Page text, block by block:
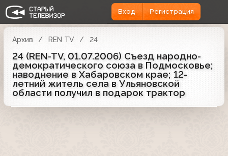
Вход Регистрация
Архив REN TV 24
24 (REN-TV, 01.07.2006) Съезд народно-
демократического союза в Подмосковье;
наводнение в Хабаровском крае; 12-
летний житель села в Ульяновской
области получил в подарок трактор